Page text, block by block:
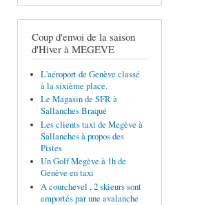
Coup d'envoi de la saison
d'Hiver à MEGEVE
L'aéroport de Genève classé
à la sixième place.
Le Magasin de SFR à
Sallanches Braqué
Les clients taxi de Megève à
Sallanches à propos des
Pistes
Un Golf Megève à 1h de
Genève en taxi
A courchevel , 2 skieurs sont
emportés par une avalanche